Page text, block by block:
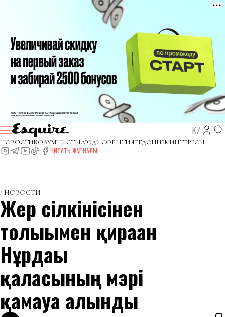
KZ
НОВОСТИКОЛУМНИСТЫЛЮДИСОБЫТИЯГЕДОНИЗМИНТЕРЕСЫ
ЧИТАТЬ ЖУРНАЛЫ
НОВОСТИ
Жер сілкінісінен
толығымен қираған
Нұрдағы
қаласының мэрі
қамауға алынды